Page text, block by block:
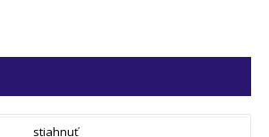
stiahnuť